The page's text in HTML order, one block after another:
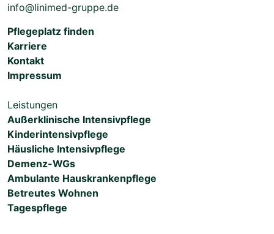
info@linimed-gruppe.de
Pflegeplatz finden
Karriere
Kontakt
Impressum
Leistungen
Außerklinische Intensivpflege
Kinderintensivpflege
Häusliche Intensivpflege
Demenz-WGs
Ambulante Hauskrankenpflege
Betreutes Wohnen
Tagespflege